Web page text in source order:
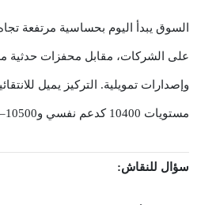
السوق يبدأ اليوم بحساسية مرتفعة
على الشركات، مقابل محفزات حدثية
وإصدارات تمويلية. التركيز يميل
مستويات 10400 كدعم نفسي و10500–10550 كمقاومة أولى.
سؤال للنقاش: